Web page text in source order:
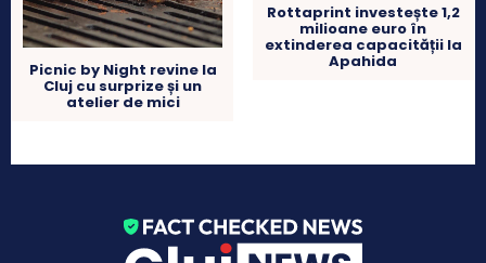
Picnic by Night revine la
Cluj cu surprize și un
atelier de mici
Rottaprint investește 1,2
milioane euro în
extinderea capacității la
Apahida